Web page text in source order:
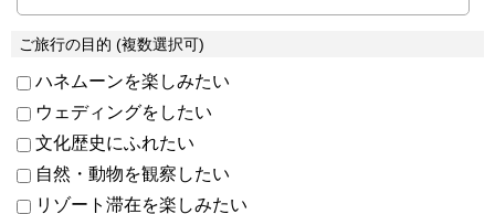
ご旅行の目的 (複数選択可)
ハネムーンを楽しみたい
ウェディングをしたい
文化歴史にふれたい
自然・動物を観察したい
リゾート滞在を楽しみたい